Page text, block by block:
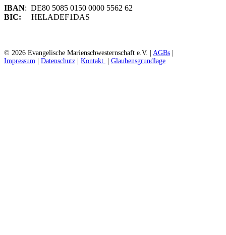
IBAN: DE80 5085 0150 0000 5562 62
BIC: HELADEF1DAS
© 2026 Evangelische Marienschwesternschaft e.V. | AGBs
Impressum
Datenschutz Kontakt Glaubensgrundlage